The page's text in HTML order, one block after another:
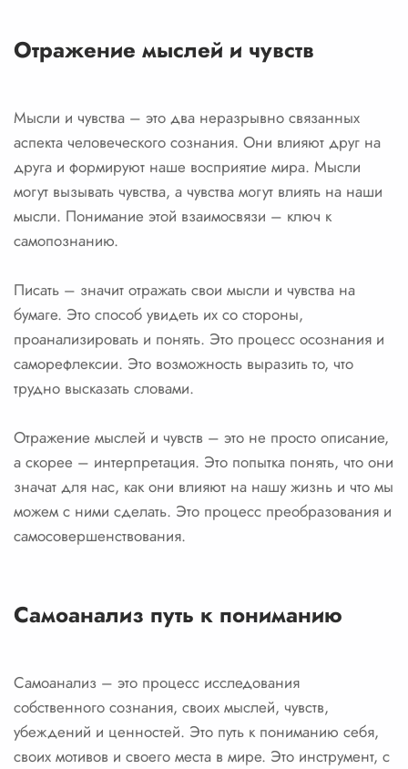
Отражение мыслей и чувств
Мысли и чувства – это два неразрывно связанных
аспекта человеческого сознания. Они влияют друг на
друга и формируют наше восприятие мира. Мысли
могут вызывать чувства, а чувства могут влиять на наши
мысли. Понимание этой взаимосвязи – ключ к
самопознанию.
Писать – значит отражать свои мысли и чувства на
бумаге. Это способ увидеть их со стороны,
проанализировать и понять. Это процесс осознания и
саморефлексии. Это возможность выразить то, что
трудно высказать словами.
Отражение мыслей и чувств – это не просто описание,
а скорее – интерпретация. Это попытка понять, что они
значат для нас, как они влияют на нашу жизнь и что мы
можем с ними сделать. Это процесс преобразования и
самосовершенствования.
Самоанализ путь к пониманию
Самоанализ – это процесс исследования
собственного сознания, своих мыслей, чувств,
убеждений и ценностей. Это путь к пониманию себя,
своих мотивов и своего места в мире. Это инструмент, с